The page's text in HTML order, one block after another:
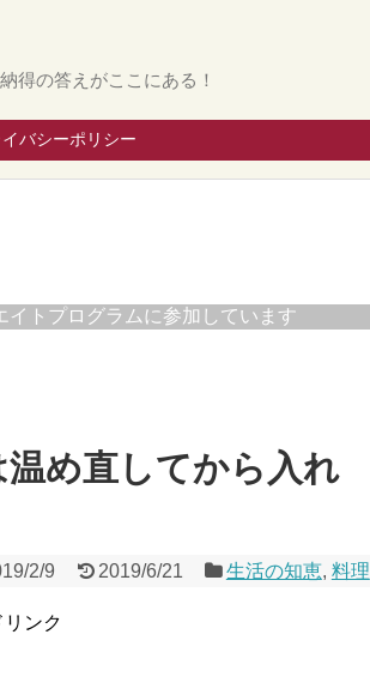
得の答えがここにある！
バシーポリシー
イトプログラムに参加しています
め直してから入れ
2/9 2019/6/21 生活の知恵, 料理
ンク